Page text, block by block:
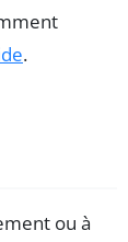
.
ou à